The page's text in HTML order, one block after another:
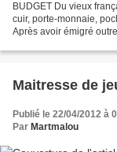
BUDGET Du vieux
cuir, porte-monnaie,
Après avoir émigré
Maitresse de
Publié le 22/04/2012 à
Par Martmalou